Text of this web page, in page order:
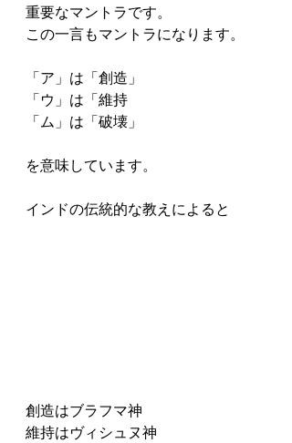
重要なマントラです。
この一言もマントラになります。
「ア」は「創造」
「ウ」は「維持
「ム」は「破壊」
を意味しています。
インドの伝統的な教えによると
創造はブラフマ神
維持はヴィシュヌ神